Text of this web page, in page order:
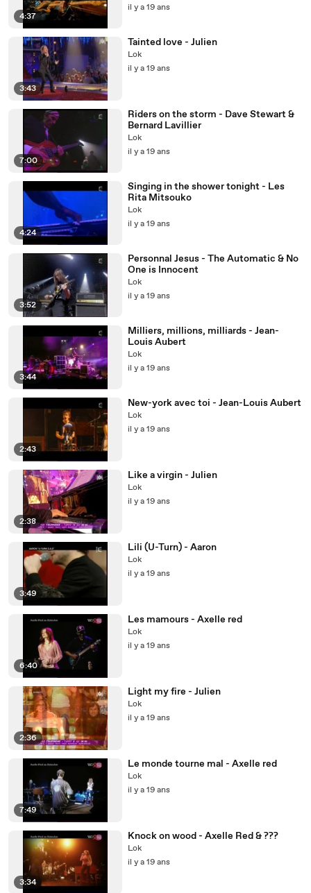
4:37
il y a 19 ans
3:43
Tainted love - Julien
Lok
il y a 19 ans
7:00
Riders on the storm - Dave Stewart &
Bernard Lavillier
Lok
il y a 19 ans
4:24
Singing in the shower tonight - Les
Rita Mitsouko
Lok
il y a 19 ans
3:52
Personnal Jesus - The Automatic & No
One is Innocent
Lok
il y a 19 ans
3:44
Milliers, millions, milliards - Jean-
Louis Aubert
Lok
il y a 19 ans
2:43
New-york avec toi - Jean-Louis Aubert
Lok
il y a 19 ans
2:38
Like a virgin - Julien
Lok
il y a 19 ans
3:49
Lili (U-Turn) - Aaron
Lok
il y a 19 ans
6:40
Les mamours - Axelle red
Lok
il y a 19 ans
2:36
Light my fire - Julien
Lok
il y a 19 ans
7:49
Le monde tourne mal - Axelle red
Lok
il y a 19 ans
3:34
Knock on wood - Axelle Red & ???
Lok
il y a 19 ans